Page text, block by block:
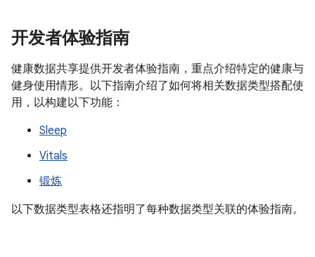
开发者体验指南
健康数据共享提供开发者体验指南，重点介绍特定的健康与
健身使用情形。以下指南介绍了如何将相关数据类型搭配使
用，以构建以下功能：
Sleep
Vitals
锻炼
以下数据类型表格还指明了每种数据类型关联的体验指南。